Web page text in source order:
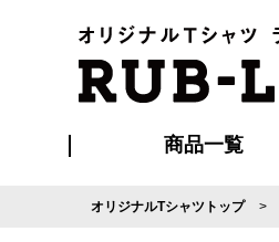
商品一覧
オリジナルTシャツトップ